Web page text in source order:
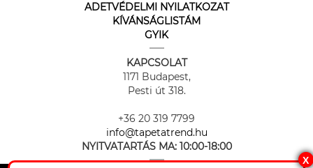
ADETVÉDELMI NYILATKOZAT
KÍVÁNSÁGLISTÁM
GYIK
KAPCSOLAT
1171 Budapest,
Pesti út 318.
+36 20 319 7799
info@tapetatrend.hu
NYITVATARTÁS MA: 10:00-18:00
X